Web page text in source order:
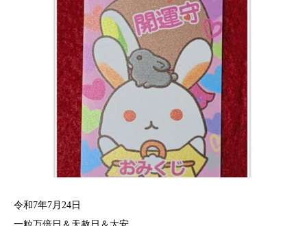
令和7年7月24日